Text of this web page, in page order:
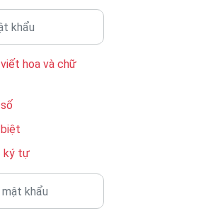
hoa và chữ
ký tự